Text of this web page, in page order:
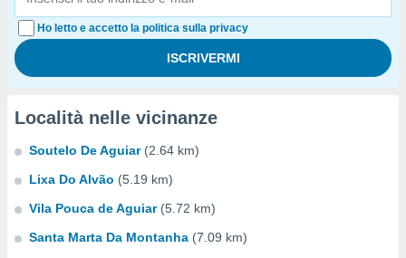
Ho letto e accetto la politica sulla privacy
Località nelle vicinanze
Soutelo De Aguiar (2.64 km)
Lixa Do Alvão (5.19 km)
Vila Pouca de Aguiar (5.72 km)
Santa Marta Da Montanha (7.09 km)